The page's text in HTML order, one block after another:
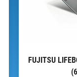
FUJITSU